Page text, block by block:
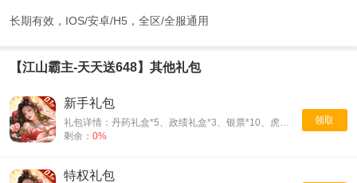
长期有效，IOS/安卓/H5，全区/全服通用
【江山霸主-天天送648】其他礼包
领取
新手礼包
礼包详情：丹药礼盒*5、政绩礼盒*3、银票*10、虎符*10
剩余： 0%
特权礼包